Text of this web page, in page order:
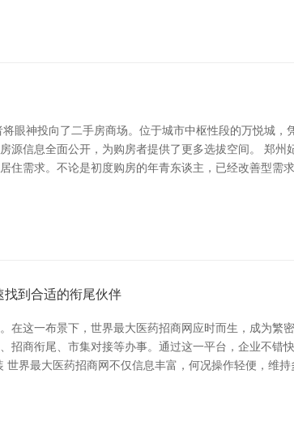
眼神投向了二手房商场。位于城市中枢性段的万悦城
源信息全面公开，为购房者提供了更多选拔空间。 郑
住需求。不论是初度购房的年青东谈主，已经改善型需
到合适的衔尾伙伴
在这一布景下，世界最大医药招商网应时而生，成为繁
招商衔尾、市集对接等办事。通过这一平台，企业不错
界最大医药招商网不仅信息丰富，何况操作轻便，维